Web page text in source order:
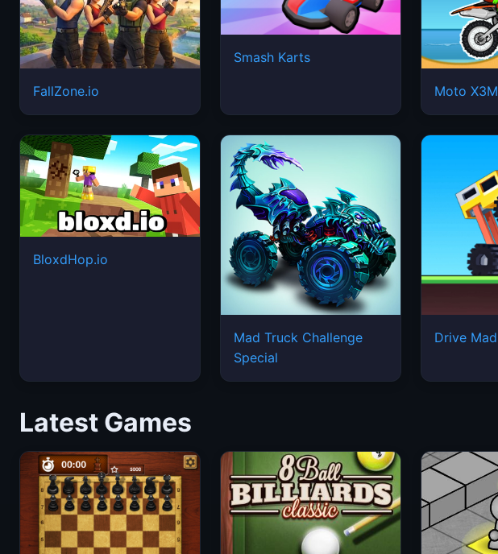
FallZone.io
Smash Karts
Moto X3M
BloxdHop.io
Mad Truck Challenge
Special
Drive Mad
Latest Games